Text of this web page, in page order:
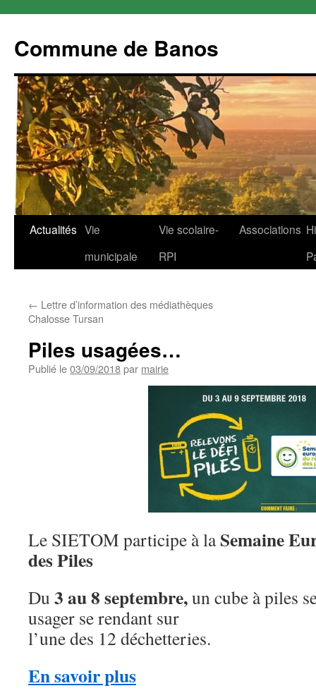
Commune de Banos
Aller
Actualités Vie
municipale
Vie scolaire-
RPI
Associations
← Lettre d’information des médiathèques
Chalosse Tursan
Piles usagées…
Publié le03/09/2018par mairie
Le SIETOM participe à laSemaine
des Piles
Du 3 au 8 septembre,un cube à piles
usager se rendant sur
l’une des 12 déchetteries.
En savoir plus